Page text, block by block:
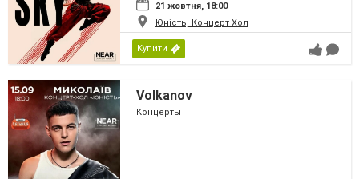
21 жовтня, 18:00
Юність, Концерт Хол
Купити
Volkanov
Концерты